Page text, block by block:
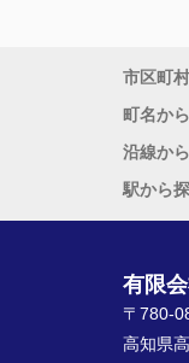
市区町
町名か
沿線か
駅から
有限
〒780-
高知県